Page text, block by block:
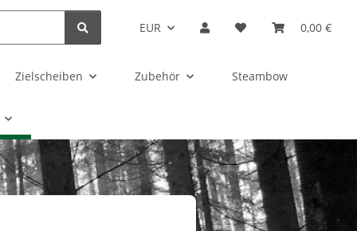
EUR 0,00 €
Zielscheiben Zubehör Steambow